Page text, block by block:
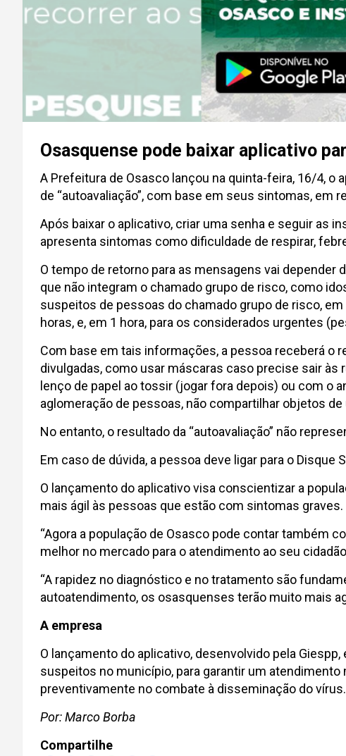
Osasquense pode baixar aplicativo
A Prefeitura de Osasco lançou na quinta-feira, 16/4, o
de “autoavaliação”, com base em seus sintomas, em
Após baixar o aplicativo, criar uma senha e seguir as
apresenta sintomas como dificuldade de respirar,
O tempo de retorno para as mensagens vai
que não integram o chamado grupo de risco, como
suspeitos de pessoas do chamado grupo de risco,
horas, e, em 1 hora, para os considerados urgentes
Com base em tais informações, a pessoa receberá o
divulgadas, como usar máscaras caso precise sair às
lenço de papel ao tossir (jogar fora depois) ou com o
aglomeração de pessoas, não compartilhar objetos
No entanto, o resultado da “autoavaliação” não
Em caso de dúvida, a pessoa deve ligar para o
O lançamento do aplicativo visa conscientizar a
mais ágil às pessoas que estão com sintomas
“Agora a população de Osasco pode contar também
melhor no mercado para o atendimento ao seu
“A rapidez no diagnóstico e no tratamento são
autoatendimento, os osasquenses terão muito mais
A empresa
O lançamento do aplicativo, desenvolvido pela
suspeitos no município, para garantir um
preventivamente no combate à disseminação do vírus.
Por: Marco Borba
Compartilhe